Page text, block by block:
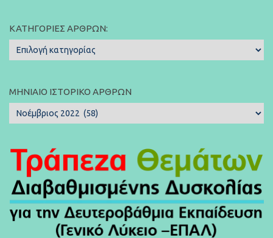
ΚΑΤΗΓΟΡΊΕΣ ΆΡΘΡΩΝ:
Κατηγορίες
Άρθρων:
ΜΗΝΙΑΊΟ ΙΣΤΟΡΙΚΌ ΆΡΘΡΩΝ
Μηνιαίο
Ιστορικό